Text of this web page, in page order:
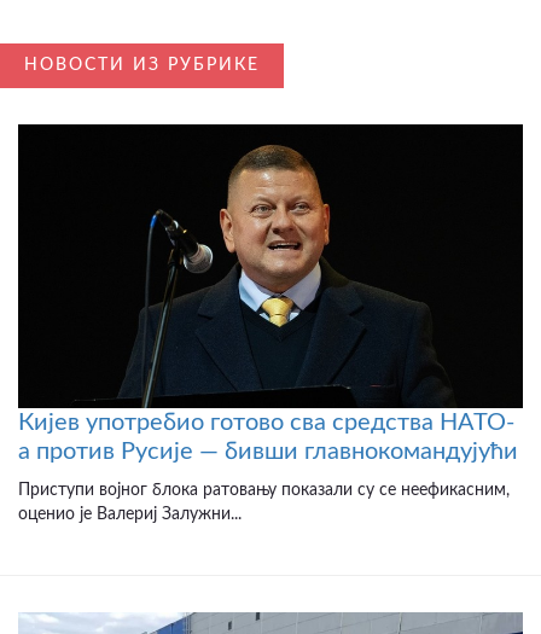
НОВОСТИ ИЗ РУБРИКЕ
Кијев употребио готово сва средства НАТО-
а против Русије — бивши главнокомандујући
Приступи војног блока ратовању показали су се неефикасним,
оценио је Валериј Залужни...